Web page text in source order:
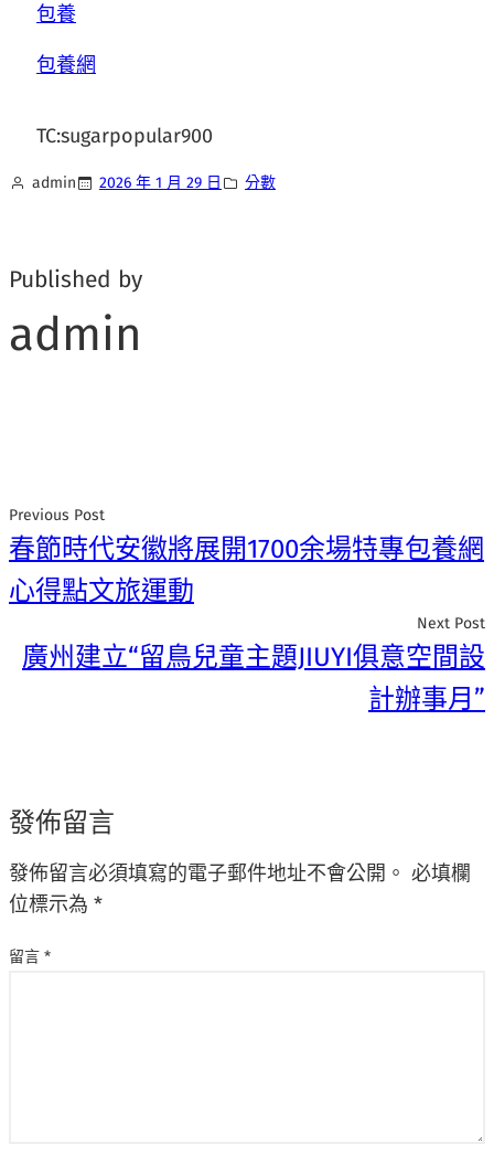
包養
包養網
TC:sugarpopular900
admin 2026 年 1 月 29 日 分數
Published by
admin
Previous Post
春節時代安徽將展開1700余場特專包養網
心得點文旅運動
Next Post
廣州建立“留鳥兒童主題JIUYI俱意空間設
計辦事月”
發佈留言
發佈留言必須填寫的電子郵件地址不會公開。 必填欄
位標示為 *
留言 *